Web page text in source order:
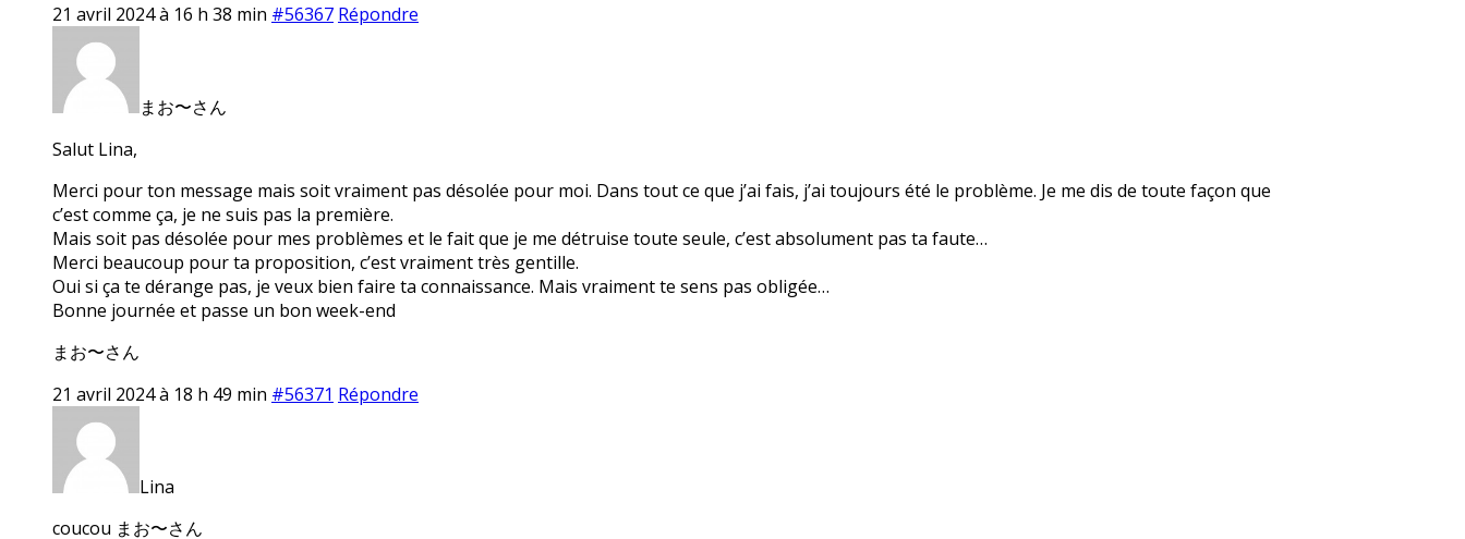
21 avril 2024 à 16 h 38 min #56367 Répondre
まお〜さん
Salut Lina,
Merci pour ton message mais soit vraiment pas désolée pour moi. Dans tout ce que j’ai fais, j’ai toujours été le problème. Je me dis de toute façon que
c’est comme ça, je ne suis pas la première.
Mais soit pas désolée pour mes problèmes et le fait que je me détruise toute seule, c’est absolument pas ta faute…
Merci beaucoup pour ta proposition, c’est vraiment très gentille.
Oui si ça te dérange pas, je veux bien faire ta connaissance. Mais vraiment te sens pas obligée…
Bonne journée et passe un bon week-end
まお〜さん
21 avril 2024 à 18 h 49 min #56371 Répondre
Lina
coucou まお〜さん